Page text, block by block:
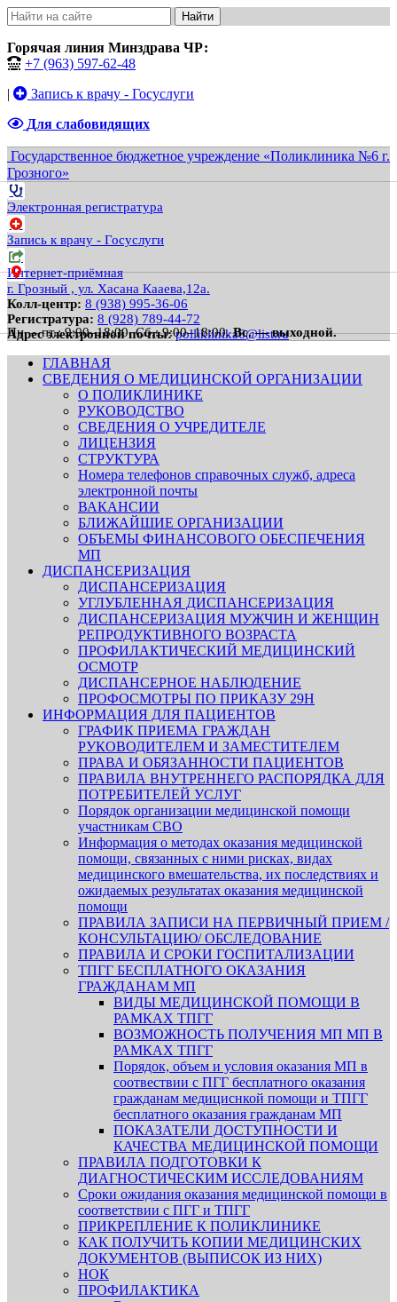
Найти
Горячая линия Минздрава ЧР:
+7 (963) 597-62-48
|
Запись к врачу - Госуслуги
Для слабовидящих
Государственное бюджетное учреждение «Поликлиника №6 г.
Грозного»
Электронная регистратура
Запись к врачу - Госуслуги
Интернет-приёмная
г. Грозный , ул. Хасана Кааева,12а.
Колл-центр: 8 (938) 995-36-06
Регистратура: 8 (928) 789-44-72
Адрес электронной почты: polliklinika6@list.ru
Пн. – пт.: 9:00–18:00. Сб.: 9:00–18:00. Вс. — выходной.
ГЛАВНАЯ
СВЕДЕНИЯ О МЕДИЦИНСКОЙ ОРГАНИЗАЦИИ
О ПОЛИКЛИНИКЕ
РУКОВОДСТВО
СВЕДЕНИЯ О УЧРЕДИТЕЛЕ
ЛИЦЕНЗИЯ
СТРУКТУРА
Номера телефонов справочных служб, адреса
электронной почты
ВАКАНСИИ
БЛИЖАЙШИЕ ОРГАНИЗАЦИИ
ОБЪЕМЫ ФИНАНСОВОГО ОБЕСПЕЧЕНИЯ
МП
ДИСПАНСЕРИЗАЦИЯ
ДИСПАНСЕРИЗАЦИЯ
УГЛУБЛЕННАЯ ДИСПАНСЕРИЗАЦИЯ
ДИСПАНСЕРИЗАЦИЯ МУЖЧИН И ЖЕНЩИН
РЕПРОДУКТИВНОГО ВОЗРАСТА
ПРОФИЛАКТИЧЕСКИЙ МЕДИЦИНСКИЙ
ОСМОТР
ДИСПАНСЕРНОЕ НАБЛЮДЕНИЕ
ПРОФОСМОТРЫ ПО ПРИКАЗУ 29Н
ИНФОРМАЦИЯ ДЛЯ ПАЦИЕНТОВ
ГРАФИК ПРИЕМА ГРАЖДАН
РУКОВОДИТЕЛЕМ И ЗАМЕСТИТЕЛЕМ
ПРАВА И ОБЯЗАННОСТИ ПАЦИЕНТОВ
ПРАВИЛА ВНУТРЕННЕГО РАСПОРЯДКА ДЛЯ
ПОТРЕБИТЕЛЕЙ УСЛУГ
Порядок организации медицинской помощи
участникам СВО
Информация о методах оказания медицинской
помощи, связанных с ними рисках, видах
медицинского вмешательства, их последствиях и
ожидаемых результатах оказания медицинской
помощи
ПРАВИЛА ЗАПИСИ НА ПЕРВИЧНЫЙ ПРИЕМ /
КОНСУЛЬТАЦИЮ/ ОБСЛЕДОВАНИЕ
ПРАВИЛА И СРОКИ ГОСПИТАЛИЗАЦИИ
ТПГГ БЕСПЛАТНОГО ОКАЗАНИЯ
ГРАЖДАНАМ МП
ВИДЫ МЕДИЦИНСКОЙ ПОМОЩИ В
РАМКАХ ТПГГ
ВОЗМОЖНОСТЬ ПОЛУЧЕНИЯ МП МП В
РАМКАХ ТПГГ
Порядок, объем и условия оказания МП в
соотвествии с ПГГ бесплатного оказания
гражданам медициснкой помощи и ТПГГ
бесплатного оказания гражданам МП
ПОКАЗАТЕЛИ ДОСТУПНОСТИ И
КАЧЕСТВА МЕДИЦИНСКОЙ ПОМОЩИ
ПРАВИЛА ПОДГОТОВКИ К
ДИАГНОСТИЧЕСКИМ ИССЛЕДОВАНИЯМ
Сроки ожидания оказания медицинской помощи в
соответствии с ПГГ и ТПГГ
ПРИКРЕПЛЕНИЕ К ПОЛИКЛИНИКЕ
КАК ПОЛУЧИТЬ КОПИИ МЕДИЦИНСКИХ
ДОКУМЕНТОВ (ВЫПИСОК ИЗ НИХ)
НОК
ПРОФИЛАКТИКА